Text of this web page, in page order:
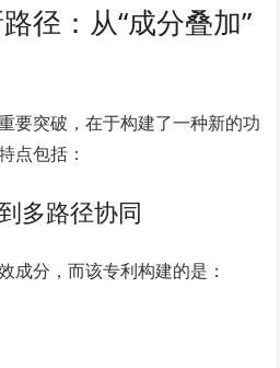
径：从“成分叠加”
要突破，在于构建了一种新的功
点包括：
多路径协同
成分，而该专利构建的是：